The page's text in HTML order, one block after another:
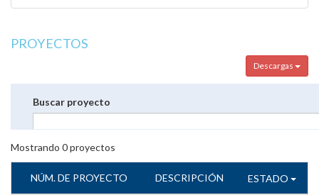
PROYECTOS
Descargas
Buscar proyecto
Mostrando 0proyectos
NÚM. DE PROYECTO DESCRIPCIÓN ESTADO